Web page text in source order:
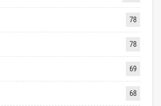
78
78
69
68